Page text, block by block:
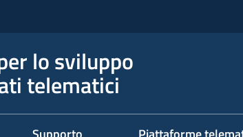
lo sviluppo
telematici